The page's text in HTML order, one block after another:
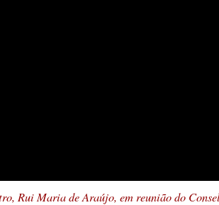
Rui Maria de Araújo, em reunião do